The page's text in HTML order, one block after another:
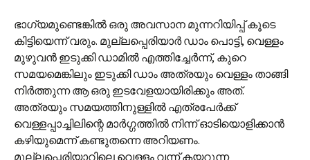
ഭാഗ്യമുണ്ടെങ്കിൽ ഒരു അവസാന മുന്നറിയിപ്പ് കൂടെ
കിട്ടിയെന്ന് വരും. മുല്ലപ്പെരിയാർ ഡാം പൊട്ടി, വെള്ളം
മുഴുവൻ ഇടുക്കി ഡാമിൽ എത്തിച്ചേർന്ന്, കുറെ
സമയമെങ്കിലും ഇടുക്കി ഡാം അത്രയും വെള്ളം താങ്ങി
നിർത്തുന്ന ആ ഒരു ഇടവേളയായിരിക്കും അത്.
അത്രയും സമയത്തിനുള്ളിൽ എത്രപേർക്ക്
വെള്ളപ്പാച്ചിലിന്റെ മാർഗ്ഗത്തിൽ നിന്ന് ഓടിയൊളിക്കാൻ
കഴിയുമെന്ന് കണ്ടുതന്നെ അറിയണം.
മുല്ലപ്പെരിയാറിലെ വെള്ളം വന്ന് കയറുന്ന